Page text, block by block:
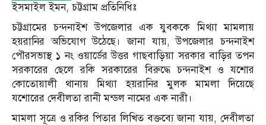
ইসমাইল ইমন, চট্টগ্রাম প্রতিনিধিঃ
চট্টগ্রামের চন্দনাইশ উপজেলার এক যুবককে মিথ্যা মামলায়
হয়রানির অভিযোগ উঠেছে। জানা যায়, উপজেলার চন্দনাইশ
পৌরসভাস্থ ১ নং ওয়ার্ডের উত্তর গাছবাড়িয়া সরকার বাড়ির তপন
সরকারের ছেলে রকি সরকারের বিরুদ্ধে চন্দনাইশ ও যশোর
কোতোয়ালী থানায় মিথ্যা হয়রানির মুলক মামলা দিয়েছে
যশোরের দেবীলতা রানী মন্ডল নামের এক নারী।
মামলা সূত্রে ও রকির পিতার লিখিত বক্তব্যে জানা যায়, দেবীলতা